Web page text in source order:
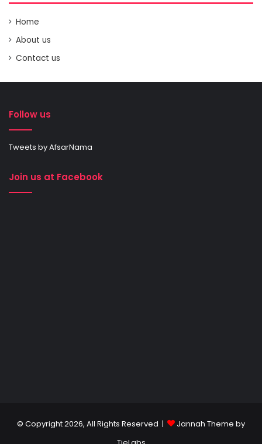
Home
About us
Contact us
Follow us
Tweets by AfsarNama
Join us at Facebook
© Copyright 2026, All Rights Reserved |
Jannah Theme by